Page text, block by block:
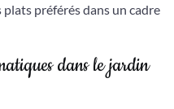
préférés dans un cadre
dans le jardin